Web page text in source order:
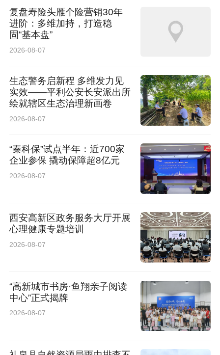
复盘寿险头雁个险营销30年
进阶：多维加持，打造稳
固“基本盘”
2026-08-07
生态警务启新程 多维发力见
实效——平利公安长安派出所
绘就辖区生态治理新画卷
2026-08-07
“秦科保”试点半年：近700家
企业参保 撬动保障超8亿元
2026-08-07
西安高新区政务服务大厅开展
心理健康专题培训
2026-08-07
“高新城市书房·鱼翔亲子阅读
中心”正式揭牌
2026-08-07